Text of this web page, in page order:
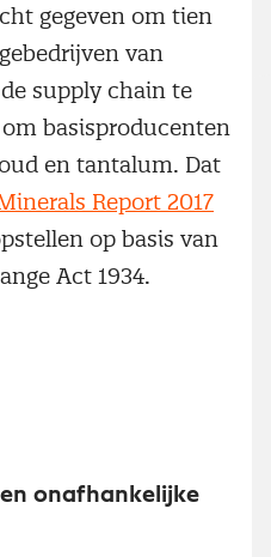
gegeven om tien
van
supply chain te
basisproducenten
en tantalum. Dat
Report 2017
op basis van
Act 1934.
onafhankelijke